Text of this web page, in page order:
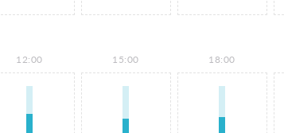
12:00 15:00 18:00